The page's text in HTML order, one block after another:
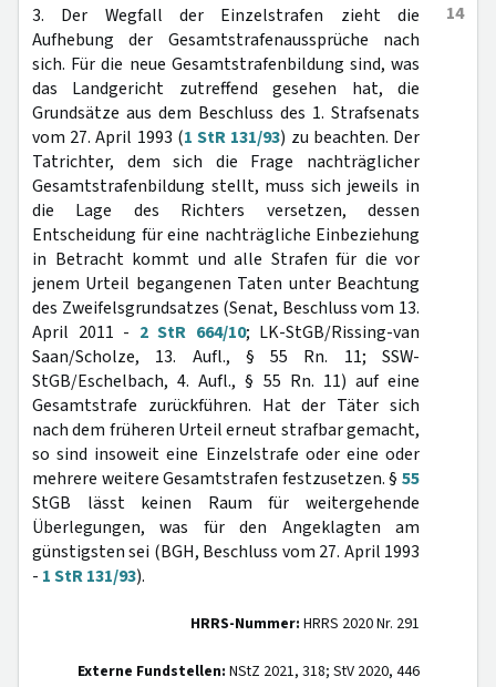
14
3. Der Wegfall der Einzelstrafen zieht die
Aufhebung der Gesamtstrafenaussprüche nach
sich. Für die neue Gesamtstrafenbildung sind, was
das Landgericht zutreffend gesehen hat, die
Grundsätze aus dem Beschluss des 1. Strafsenats
vom 27. April 1993 (1 StR 131/93) zu beachten. Der
Tatrichter, dem sich die Frage nachträglicher
Gesamtstrafenbildung stellt, muss sich jeweils in
die Lage des Richters versetzen, dessen
Entscheidung für eine nachträgliche Einbeziehung
in Betracht kommt und alle Strafen für die vor
jenem Urteil begangenen Taten unter Beachtung
des Zweifelsgrundsatzes (Senat, Beschluss vom 13.
April 2011 - 2 StR 664/10; LK-StGB/Rissing-van
Saan/Scholze, 13. Aufl., § 55 Rn. 11; SSW-
StGB/Eschelbach, 4. Aufl., § 55 Rn. 11) auf eine
Gesamtstrafe zurückführen. Hat der Täter sich
nach dem früheren Urteil erneut strafbar gemacht,
so sind insoweit eine Einzelstrafe oder eine oder
mehrere weitere Gesamtstrafen festzusetzen. § 55
StGB lässt keinen Raum für weitergehende
Überlegungen, was für den Angeklagten am
günstigsten sei (BGH, Beschluss vom 27. April 1993
- 1 StR 131/93).
HRRS-Nummer: HRRS 2020 Nr. 291
Externe Fundstellen: NStZ 2021, 318; StV 2020, 446